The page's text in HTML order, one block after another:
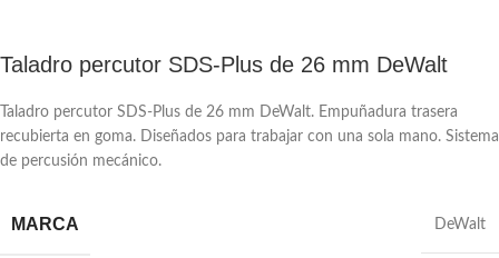
Taladro percutor SDS-Plus de 26 mm DeWalt
Taladro percutor SDS-Plus de 26 mm DeWalt. Empuñadura trasera
recubierta en goma. Diseñados para trabajar con una sola mano. Sistema
de percusión mecánico.
MARCA DeWalt